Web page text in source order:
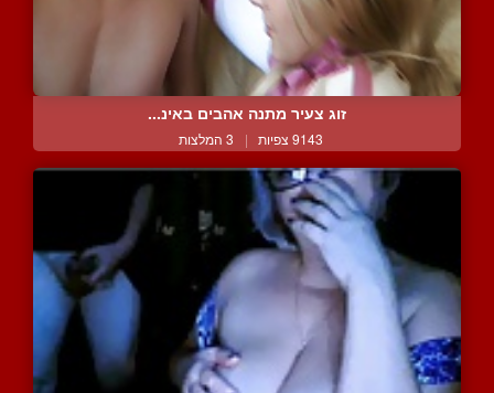
זוג צעיר מתנה אהבים באינ...
9143 צפיות | 3 המלצות